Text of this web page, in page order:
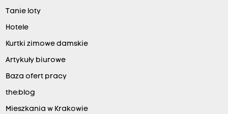
Tanie loty
Hotele
Kurtki zimowe damskie
Artykuły biurowe
Baza ofert pracy
the:blog
Mieszkania w Krakowie